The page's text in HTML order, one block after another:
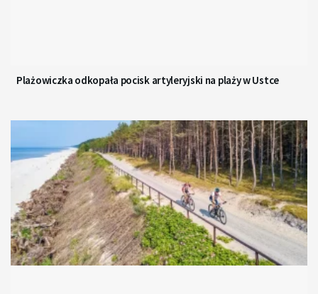
Plażowiczka odkopała pocisk artyleryjski na plaży w Ustce